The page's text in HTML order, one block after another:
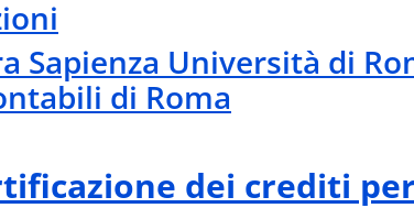
Sapienza Università di
di Roma
dei crediti